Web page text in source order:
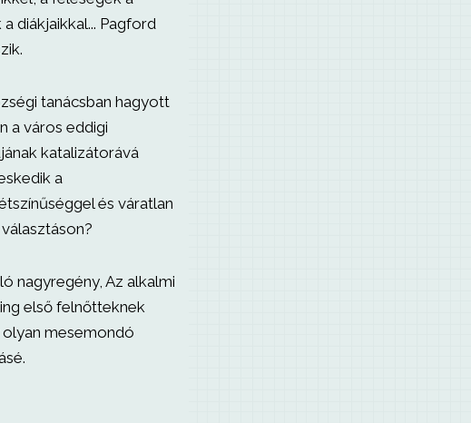
diákjaikkal... Pagford
tanácsban hagyott
a város eddigi
katalizátorává
a
és váratlan
nagyregény, Az alkalmi
első felnőtteknek
mesemondó